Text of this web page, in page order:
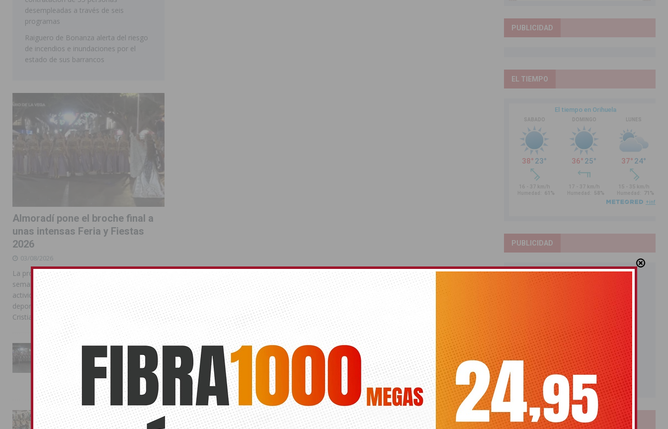
desempleadas a través de seis
programas
Raiguero de Bonanza alerta del riesgo
de incendios e inundaciones por el
estado de sus barrancos
Almoradí pone el broche final a
unas intensas Feria y Fiestas
2026
03/08/2026
La programación reunió durante más de una
semana actos institucionales, conciertos,
actividades familiares, competiciones
deportivas y las celebraciones de Moros y
Cristianos
La Entrada Cristiana llena de
esplendor las calles de
Almoradí en una multitudinaria
jornada festera
02/08/2026
La magia de la Entrada Mora
conquista las calles de
PUBLICIDAD
EL TIEMPO
PUBLICIDAD
LOTERIAS